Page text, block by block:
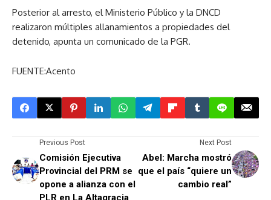
Posterior al arresto, el Ministerio Público y la DNCD
realizaron múltiples allanamientos a propiedades del
detenido, apunta un comunicado de la PGR.
FUENTE:Acento
Previous Post
Comisión Ejecutiva
Provincial del PRM se
opone a alianza con el
PLR en La Altagracia
Next Post
Abel: Marcha mostró
que el país “quiere un
cambio real”